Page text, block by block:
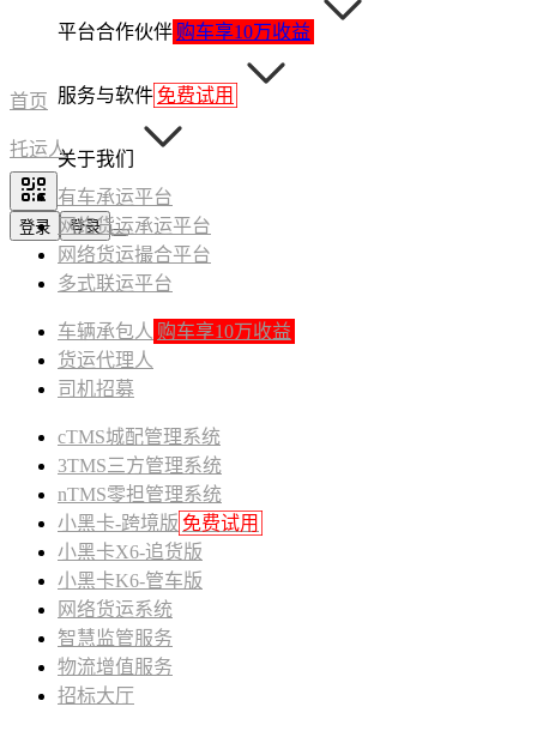
平台合作伙伴 购车享10万收益
服务与软件 免费试用
关于我们
登录 登录
首页
托运人
有车承运平台
网络货运承运平台
网络货运撮合平台
多式联运平台
车辆承包人 购车享10万收益
货运代理人
司机招募
cTMS城配管理系统
3TMS三方管理系统
nTMS零担管理系统
小黑卡-跨境版 免费试用
小黑卡X6-追货版
小黑卡K6-管车版
网络货运系统
智慧监管服务
物流增值服务
招标大厅